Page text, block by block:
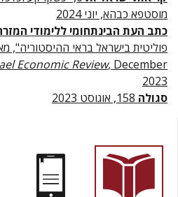
מוסטפא כבהא, יוני 2024
כתב העת הבינתחומי ללימודי
פוליטית בישראל בראי ההיסטוריה", מאת
Economic Review, December
2023
סגולה 158, אוגוסט 2023